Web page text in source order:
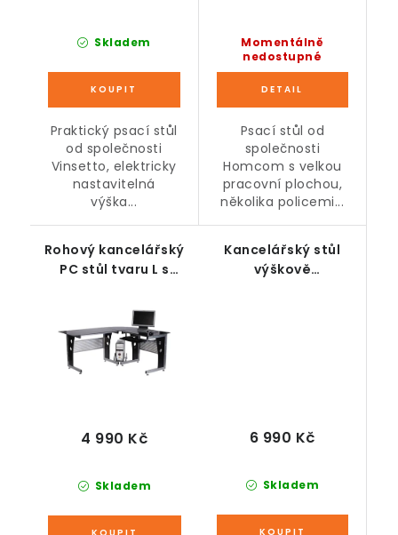
Skladem
Praktický psací stůl
od společnosti
Vinsetto, elektricky
nastavitelná
výška...
Momentálně
nedostupné
Psací stůl od
společnosti
Homcom s velkou
pracovní plochou,
několika policemi...
Rohový kancelářský
PC stůl tvaru L s
bezpečnostním
sklem 164 x 139 x 75
cm
Skladem
4 990 Kč
Kancelářský stůl
výškově
Skladem
6 990 Kč